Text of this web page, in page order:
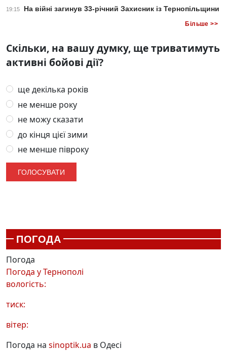
19:15 На війні загинув 33-річний Захисник із Тернопільщини
Більше >>
Скільки, на вашу думку, ще триватимуть
активні бойові дії?
ще декілька років
не менше року
не можу сказати
до кінця цієї зими
не менше півроку
ПОГОДА
Погода
Погода уТернополі
вологість:
тиск:
вітер:
Погода на sinoptik.ua в Одесі